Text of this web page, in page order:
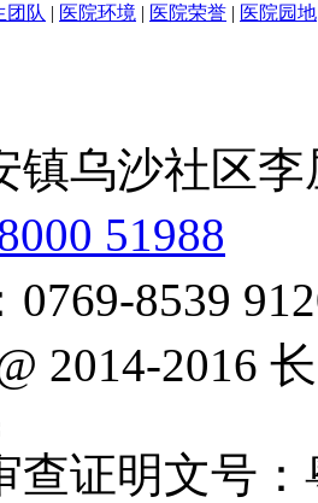
团队 | 医院环境 | 医院荣誉 | 医院园地
镇乌沙社区
51988
8539
2014-2016
查证明文号：